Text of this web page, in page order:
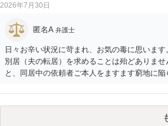
2026年7月30日
匿名A 弁護士
日々お辛い状況に苛まれ、お気の毒に思いま
別居（夫の転居）を求めることは殆どありま
と、同居中の依頼者ご本人をますます窮地に